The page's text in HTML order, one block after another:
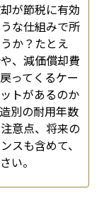
が節税に有効
な仕組みで所
か？たとえ
、減価償却費
ってくるケー
トがあるのか
別の耐用年数
意点、将来の
スも含めて、
い。